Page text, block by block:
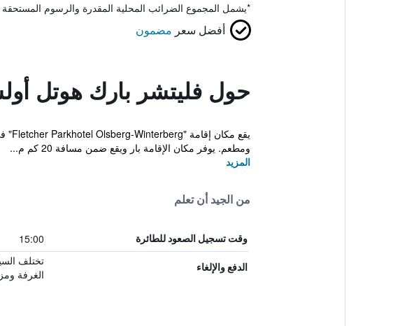
*يشمل المجموع الضرائب المحلية المقدرة والرسوم المستحقة
أفضل سعر مضمون
حول فليتشر بارك هوتل
ومطعم. يوفر مكان الإقامة بار ويقع ضمن مسافة 20 كم م...
المزيد
من الجيد أن تعلم
وقت تسجيل الصعود للطائرة 15:00
الدفع والإلغاء
تختلف
الغرفة